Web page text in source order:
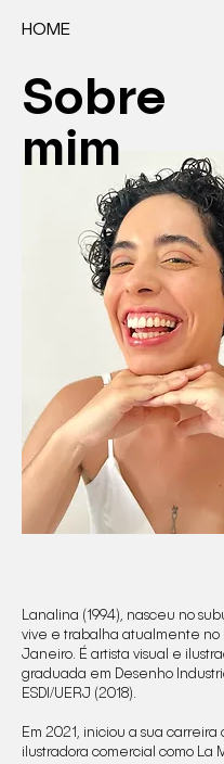
HOME
Sobre
mim
Lanalina (1994), nasceu no
vive e trabalha atualmente no
Janeiro. É artista visual e
graduada em Desenho
ESDI/UERJ (2018).
Em 2021, iniciou a sua carreira
ilustradora comercial como La